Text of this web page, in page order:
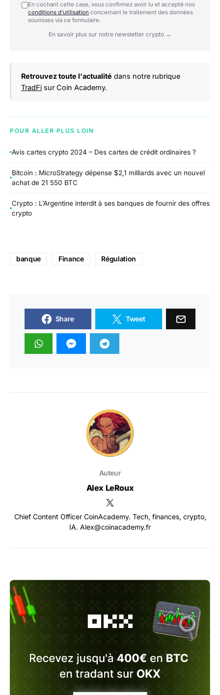
En cochant cette case, vous confirmez avoir lu et accepté nos
conditions d'utilisation concernant le traitement des données
soumises via ce formulaire.
En savoir plus sur notre newsletter crypto →
Retrouvez toute l'actualité dans notre rubrique
TradFi sur Coin Academy.
POUR ALLER PLUS LOIN
Avis cartes crypto 2024 – Des cartes de crédit ordinaires ?
Bitcoin : MicroStrategy dépense $2,1 milliards avec un nouvel
achat de 21 550 BTC
Crypto : L’Argentine interdit à ses banques de fournir des offres
crypto
banque Finance Régulation
Share Tweet
Auteur
Alex LeRoux
Chief Content Officer CoinAcademy. Tech, finances, crypto,
IA. Alex@coinacademy.fr